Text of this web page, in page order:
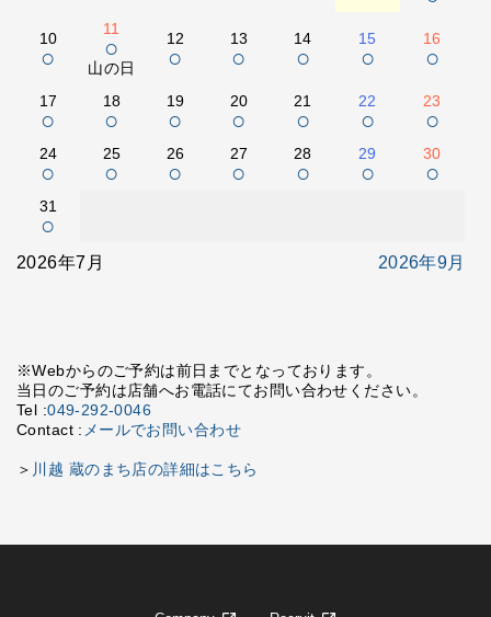
10
○
11
○
山の日
12
○
13
○
14
○
15
○
16
○
17
○
18
○
19
○
20
○
21
○
22
○
23
○
24
○
25
○
26
○
27
○
28
○
29
○
30
○
31
○
2026年7月 2026年9月
※Webからのご予約は前日までとなっております。
当日のご予約は店舗へお電話にてお問い合わせください。
Tel :049-292-0046
Contact : メールでお問い合わせ
＞ 川越 蔵のまち店の詳細はこちら